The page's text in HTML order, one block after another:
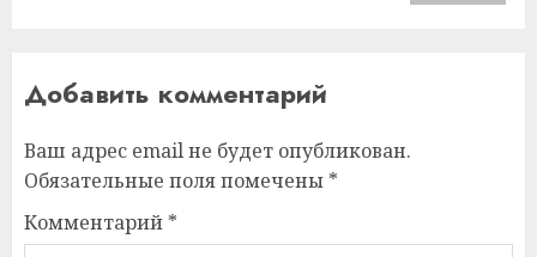
Добавить комментарий
Ваш адрес email не будет опубликован.
Обязательные поля помечены *
Комментарий *